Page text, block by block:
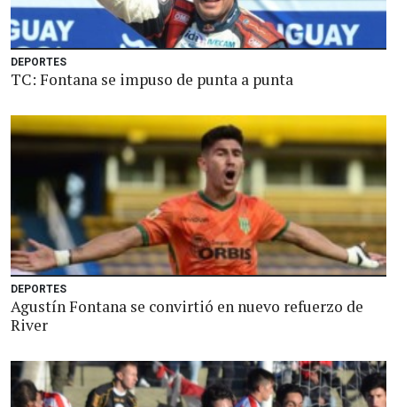
DEPORTES
TC: Fontana se impuso de punta a punta
DEPORTES
Agustín Fontana se convirtió en nuevo refuerzo de
River